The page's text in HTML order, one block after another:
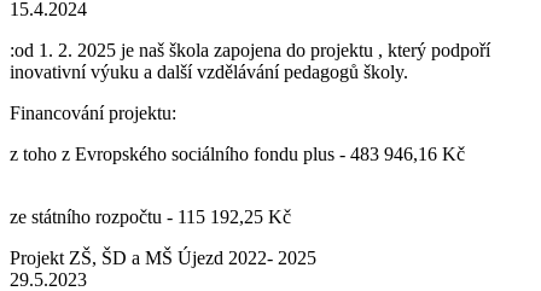
15.4.2024
:od 1. 2. 2025 je naš škola zapojena do projektu , který podpoří
inovativní výuku a další vzdělávání pedagogů školy.
Financování projektu:
z toho z Evropského sociálního fondu plus - 483 946,16 Kč
ze státního rozpočtu - 115 192,25 Kč
Projekt ZŠ, ŠD a MŠ Újezd 2022- 2025
29.5.2023